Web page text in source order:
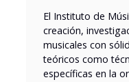
El Instituto de
creación,
musicales con
teóricos como
específicas en la